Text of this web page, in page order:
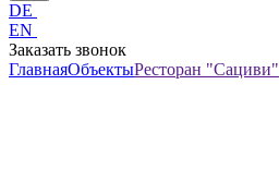
DE
EN
Заказать звонок
ГлавнаяОбъектыРесторан "Сациви"